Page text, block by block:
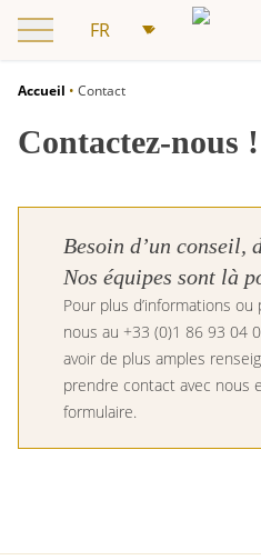
STAGES DE PERFECTIONNEMENT
RÉSERVEZ VOTRE STAGE
L’ÉCOLE EN FRANCE
NOS ENGAGEMENTS RSE
L’ÉQUIPE PÉDAGOGIQUE.
L’ÉCOLE À L’INTERNATIONAL
Accueil • Contact
Contactez-nous !
Besoin d’un conseil,
Nos équipes sont là
Pour plus d’informations
nous au +33 (0)1 86 93 04
avoir de plus amples
prendre contact avec nous
formulaire.